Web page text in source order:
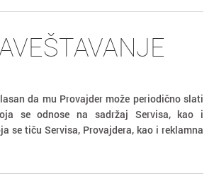
da mu Provajder može periodično slati
se odnose na sadržaj Servisa, kao i
se tiču Servisa, Provajdera, kao i reklamna